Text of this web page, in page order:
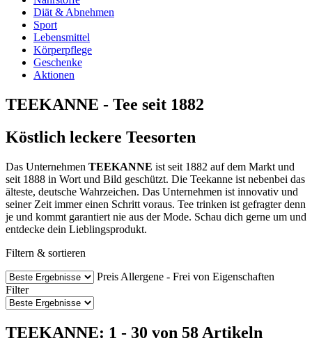
Diät & Abnehmen
Sport
Lebensmittel
Körperpflege
Geschenke
Aktionen
TEEKANNE - Tee seit 1882
Köstlich leckere Teesorten
Das Unternehmen TEEKANNE ist seit 1882 auf dem Markt und
seit 1888 in Wort und Bild geschützt. Die Teekanne ist nebenbei das
älteste, deutsche Wahrzeichen. Das Unternehmen ist innovativ und
seiner Zeit immer einen Schritt voraus. Tee trinken ist gefragter denn
je und kommt garantiert nie aus der Mode. Schau dich gerne um und
entdecke dein Lieblingsprodukt.
Filtern & sortieren
Preis Allergene - Frei von Eigenschaften
Filter
TEEKANNE: 1 - 30 von 58 Artikeln